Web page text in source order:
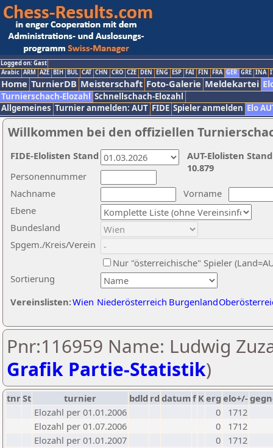
Logged on: Gast
Arabic ARM AZE BIH BUL CAT CHN CRO CZE DEN ENG ESP FAI FIN FRA GER GRE INA
Home TurnierDB Meisterschaft Foto-Galerie Meldekartei
Turnierschach-Elozahl Schnellschach-Elozahl
Allgemeines Turnier anmelden: AUT FIDE Spieler anmelden Elo
Willkommen bei den offiziellen
Nachname
Vorname
Ebene
Sortierung
Personennummer
Bundesland
Spgem./Kreis/Verein
Nur "österreichische" Spieler
Vereinslisten:Wien Niederösterreich Burgenland
AUT-Elolisten
10.879
FIDE-Elolisten Stand
Pnr:116959 Name: Ludwig
Grafik Partie-Statistik)
tnrSt turnier bdld rd datumf Kerg elo+/-
Elozahl per 01.01.2006
0
1712
Elozahl per 01.07.2006
0
1712
Elozahl per 01.01.2007
0
1712